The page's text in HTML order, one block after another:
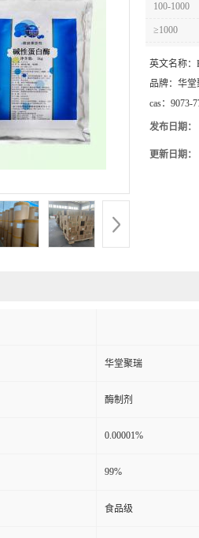
100-1000
≥1000
英文名称：
品牌： 华堂
cas： 9073-
发布日期：
更新日期：
华堂聚瑞
酶制剂
0.00001%
99%
食品级